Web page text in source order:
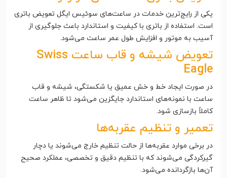
یکی از رایج‌ترین خدمات در ساعت‌های سوئیس ایگل تعویض باتری
است. استفاده از باتری با کیفیت و استاندارد باعث جلوگیری از
آسیب به موتور و افزایش طول عمر ساعت می‌شود.
تعویض شیشه و قاب ساعت Swiss
Eagle
در صورت ایجاد خط و خش عمیق یا شکستگی، شیشه و قاب
ساعت با نمونه‌های استاندارد جایگزین می‌شود تا ظاهر ساعت
کاملاً بازسازی شود.
تعمیر و تنظیم عقربه‌ها
در برخی موارد عقربه‌ها از حالت تنظیم خارج می‌شوند یا دچار
گیرکردگی می‌شوند که با تنظیم دقیق و تخصصی، عملکرد صحیح
آن‌ها بازگردانده می‌شود.